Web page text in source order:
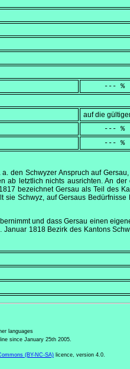
     --- %
auf die
     --- %
     --- %
den Schwyzer Anspruch auf
ab letztlich nichts ausrichten. An
bezeichnet Gersau als Teil des
Schwyz, auf Gersaus
und dass Gersau einen
Januar 1818Bezirk des Kantons
languages
since January 25th 2005.
(BY-NC-SA) licence, version 4.0.